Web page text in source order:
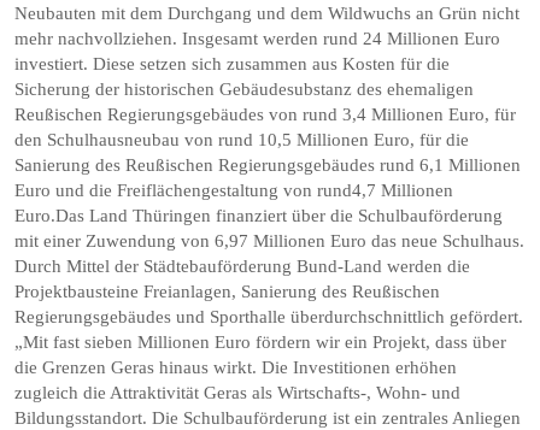
Neubauten mit dem Durchgang und dem Wildwuchs an Grün nicht
mehr nachvollziehen. Insgesamt werden rund 24 Millionen Euro
investiert. Diese setzen sich zusammen aus Kosten für die
Sicherung der historischen Gebäudesubstanz des ehemaligen
Reußischen Regierungsgebäudes von rund 3,4 Millionen Euro, für
den Schulhausneubau von rund 10,5 Millionen Euro, für die
Sanierung des Reußischen Regierungsgebäudes rund 6,1 Millionen
Euro und die Freiflächengestaltung von rund4,7 Millionen
Euro.Das Land Thüringen finanziert über die Schulbauförderung
mit einer Zuwendung von 6,97 Millionen Euro das neue Schulhaus.
Durch Mittel der Städtebauförderung Bund-Land werden die
Projektbausteine Freianlagen, Sanierung des Reußischen
Regierungsgebäudes und Sporthalle überdurchschnittlich gefördert.
„Mit fast sieben Millionen Euro fördern wir ein Projekt, dass über
die Grenzen Geras hinaus wirkt. Die Investitionen erhöhen
zugleich die Attraktivität Geras als Wirtschafts-, Wohn- und
Bildungsstandort. Die Schulbauförderung ist ein zentrales Anliegen